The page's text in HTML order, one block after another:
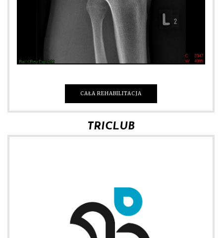
CAŁA REHABILITACJA
TRICLUB